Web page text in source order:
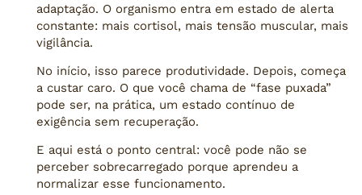
adaptação. O organismo entra em estado de alerta
constante: mais cortisol, mais tensão muscular, mais
vigilância.
No início, isso parece produtividade. Depois, começa
a custar caro. O que você chama de “fase puxada”
pode ser, na prática, um estado contínuo de
exigência sem recuperação.
E aqui está o ponto central: você pode não se
perceber sobrecarregado porque aprendeu a
normalizar esse funcionamento.